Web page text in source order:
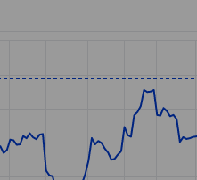
points.
displaying categories.
displaying values. Data